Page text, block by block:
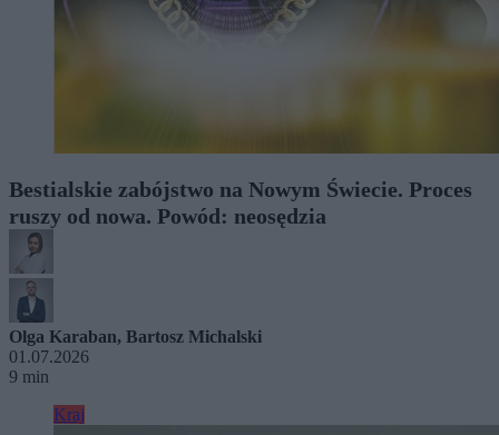
Bestialskie zabójstwo na Nowym Świecie. Proces
ruszy od nowa. Powód: neosędzia
Olga Karaban, Bartosz Michalski
01.07.2026
9 min
Kraj